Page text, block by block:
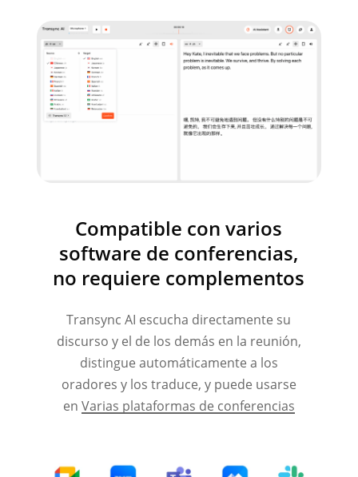
Compatible con varios
software de conferencias,
no requiere complementos
Transync AI escucha directamente su
discurso y el de los demás en la reunión,
distingue automáticamente a los
oradores y los traduce, y puede usarse
en Varias plataformas de conferencias